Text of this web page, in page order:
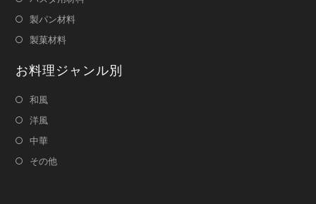
製パン材料
製菓材料
お料理ジャンル別
和風
洋風
中華
その他